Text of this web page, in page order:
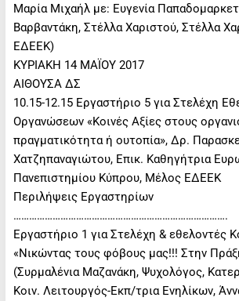
Μαρία Μιχαήλ με: Ευγενία
Βαρβαντάκη, Στέλλα Χαριστού, Στέλλα
ΕΔΕΕΚ)
ΚΥΡΙΑΚΗ 14 ΜΑΪΟΥ 2017
ΑΙΘΟΥΣΑ ΔΣ
10.15-12.15 Εργαστήριο 5 για Στελέχη
Οργανώσεων «Κοινές Αξίες στους
πραγματικότητα ή ουτοπία», Δρ.
Χατζηπαναγιώτου, Επικ. Καθηγήτρια
Πανεπιστημίου Κύπρου, Μέλος ΕΔΕΕΚ
Περιλήψεις Εργαστηρίων
……………………………………………………………………….
Εργαστήριο 1 για Στελέχη & εθελοντές
«Νικώντας τους φόβους μας!!! Στην
(Συρμαλένια Μαζανάκη, Ψυχολόγος,
Κοιν. Λειτουργός-Εκπ/τρια Ενηλίκων,